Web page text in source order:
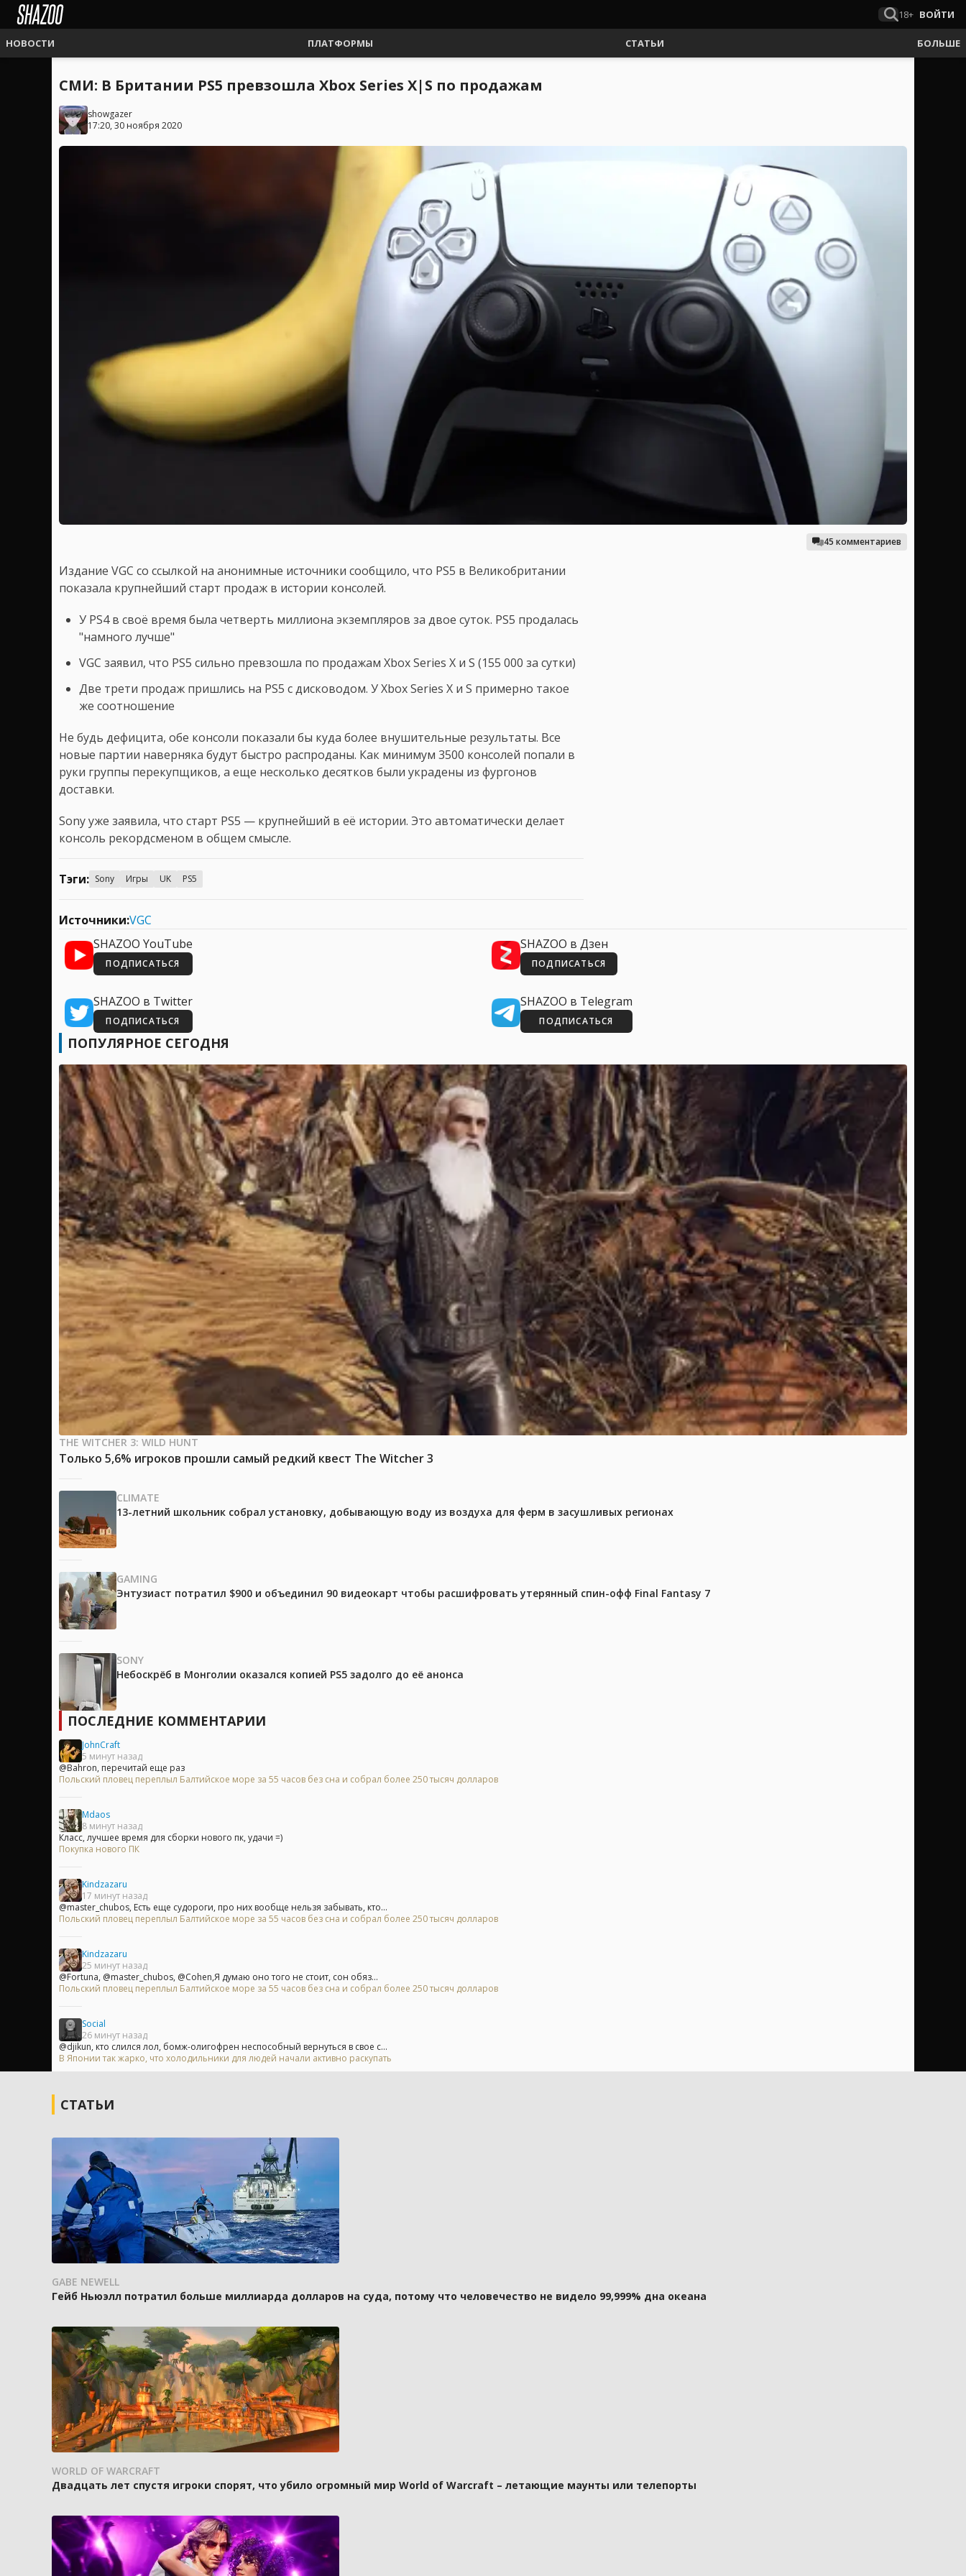
18+ ВОЙТИ
НОВОСТИ ПЛАТФОРМЫ СТАТЬИ БОЛЬШЕ
СМИ: В Британии PS5 превзошла Xbox Series X|S по продажам
showgazer
17:20, 30 ноября 2020
45 комментариев
Издание VGC со ссылкой на анонимные источники сообщило, что PS5 в Великобритании
показала крупнейший старт продаж в истории консолей.
У PS4 в своё время была четверть миллиона экземпляров за двое суток. PS5 продалась
"намного лучше"
VGC заявил, что PS5 сильно превзошла по продажам Xbox Series X и S (155 000 за сутки)
Две трети продаж пришлись на PS5 с дисководом. У Xbox Series X и S примерно такое
же соотношение
Не будь дефицита, обе консоли показали бы куда более внушительные результаты. Все
новые партии наверняка будут быстро распроданы. Как минимум 3500 консолей попали в
руки группы перекупщиков, а еще несколько десятков были украдены из фургонов
доставки.
Sony уже заявила, что старт PS5 — крупнейший в её истории. Это автоматически делает
консоль рекордсменом в общем смысле.
Тэги: Sony Игры UK PS5
Источники:VGC
SHAZOO YouTube
ПОДПИСАТЬСЯ
SHAZOO в Дзен
ПОДПИСАТЬСЯ
SHAZOO в Twitter
ПОДПИСАТЬСЯ
SHAZOO в Telegram
ПОДПИСАТЬСЯ
ПОПУЛЯРНОЕ СЕГОДНЯ
THE WITCHER 3: WILD HUNT
Только 5,6% игроков прошли самый редкий квест The Witcher 3
CLIMATE
13-летний школьник собрал установку, добывающую воду из воздуха для ферм в засушливых регионах
GAMING
Энтузиаст потратил $900 и объединил 90 видеокарт чтобы расшифровать утерянный спин-офф Final Fantasy 7
SONY
Небоскрёб в Монголии оказался копией PS5 задолго до её анонса
ПОСЛЕДНИЕ КОММЕНТАРИИ
JohnCraft
5 минут назад
@Bahron, перечитай еще раз
Польский пловец переплыл Балтийское море за 55 часов без сна и собрал более 250 тысяч долларов
Mdaos
8 минут назад
Класс, лучшее время для сборки нового пк, удачи =)
Покупка нового ПК
Kindzazaru
17 минут назад
@master_chubos, Есть еще судороги, про них вообще нельзя забывать, кто...
Польский пловец переплыл Балтийское море за 55 часов без сна и собрал более 250 тысяч долларов
Kindzazaru
25 минут назад
@Fortuna, @master_chubos, @Cohen,Я думаю оно того не стоит, сон обяз...
Польский пловец переплыл Балтийское море за 55 часов без сна и собрал более 250 тысяч долларов
Social
26 минут назад
@djikun, кто слился лол, бомж-олигофрен неспособный вернуться в свое с...
В Японии так жарко, что холодильники для людей начали активно раскупать
СТАТЬИ
GABE NEWELL
Гейб Ньюэлл потратил больше миллиарда долларов на суда, потому что человечество не видело 99,999% дна океана
WORLD OF WARCRAFT
Двадцать лет спустя игроки спорят, что убило огромный мир World of Warcraft – летающие маунты или телепорты